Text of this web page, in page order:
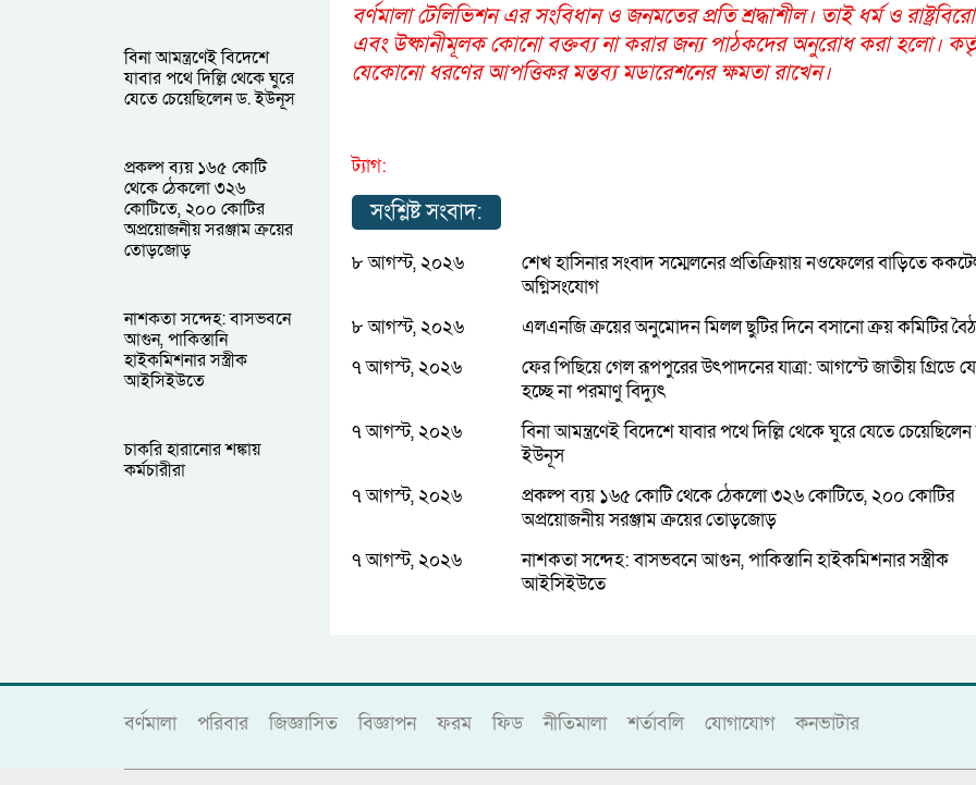
বিনা আমন্ত্রণেই বিদেশে
যাবার পথে দিল্লি থেকে ঘুরে
যেতে চেয়েছিলেন ড. ইউনূস
প্রকল্প ব্যয় ১৬৫ কোটি
থেকে ঠেকলো ৩২৬
কোটিতে, ২০০ কোটির
অপ্রয়োজনীয় সরঞ্জাম ক্রয়ের
তোড়জোড়
নাশকতা সন্দেহ: বাসভবনে
আগুন, পাকিস্তানি
হাইকমিশনার সস্ত্রীক
আইসিইউতে
চাকরি হারানোর শঙ্কায়
কর্মচারীরা
বর্ণমালা টেলিভিশন এর সংবিধান ও জনমতের প্রতি শ্রদ্ধাশীল। তাই ধর্ম ও
এবং উষ্কানীমূলক কোনো বক্তব্য না করার জন্য পাঠকদের অনুরোধ করা হলো।
যেকোনো ধরণের আপত্তিকর মন্তব্য মডারেশনের ক্ষমতা রাখেন।
ট্যাগ:
সংশ্লিষ্ট সংবাদ:
৮ আগস্ট, ২০২৬
শেখ হাসিনার সংবাদ সম্মেলনের প্রতিক্রিয়ায় নওফেলের বাড়িতে
অগ্নিসংযোগ
৮ আগস্ট, ২০২৬
এলএনজি ক্রয়ের অনুমোদন মিলল ছুটির দিনে বসানো ক্রয় কমিটির
৭ আগস্ট, ২০২৬
ফের পিছিয়ে গেল রূপপুরের উৎপাদনের যাত্রা: আগস্টে জাতীয় গ্রিডে
হচ্ছে না পরমাণু বিদ্যুৎ
৭ আগস্ট, ২০২৬
বিনা আমন্ত্রণেই বিদেশে যাবার পথে দিল্লি থেকে ঘুরে যেতে
ইউনূস
৭ আগস্ট, ২০২৬
প্রকল্প ব্যয় ১৬৫ কোটি থেকে ঠেকলো ৩২৬ কোটিতে, ২০০ কোটির
অপ্রয়োজনীয় সরঞ্জাম ক্রয়ের তোড়জোড়
৭ আগস্ট, ২০২৬
নাশকতা সন্দেহ: বাসভবনে আগুন, পাকিস্তানি হাইকমিশনার সস্ত্রীক
আইসিইউতে
বর্ণমালা পরিবার জিজ্ঞাসিত বিজ্ঞাপন ফরম ফিড নীতিমালা শর্তাবলি যোগাযোগ কনভাটার